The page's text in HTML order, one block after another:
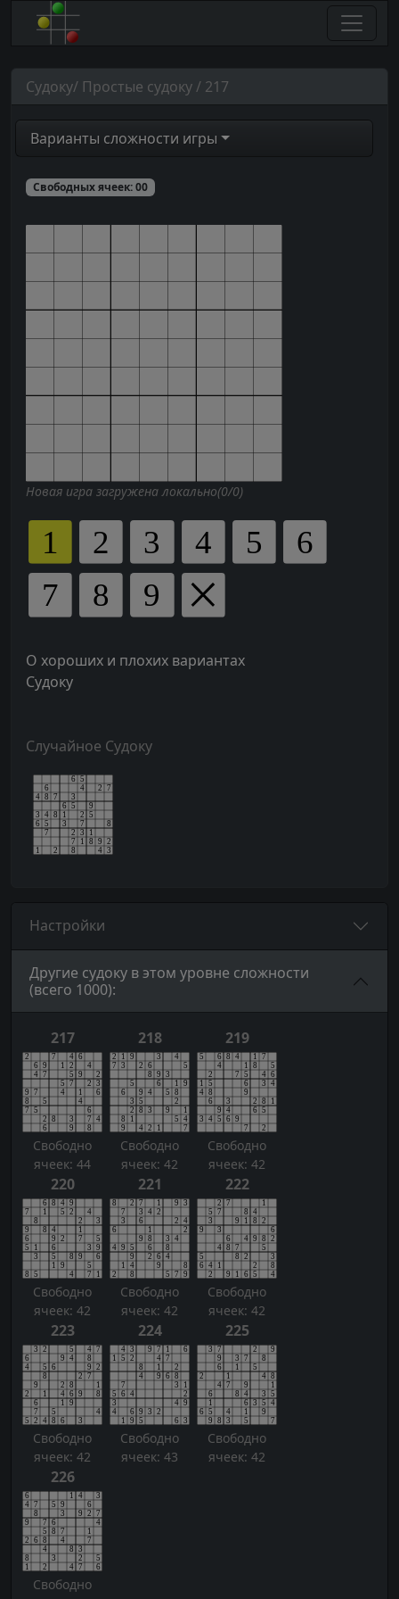
Судоку/ Простые судоку / 217
Варианты сложности игры
Свободных ячеек:00
Новая игра загружена локально(0/0)
О хороших и плохих вариантах
Судоку
Случайное Судоку
Настройки
Другие судоку в этом уровне сложности
(всего 1000):
217
Свободно
ячеек: 44
218
Свободно
ячеек: 42
219
Свободно
ячеек: 42
220
Свободно
ячеек: 42
221
Свободно
ячеек: 42
222
Свободно
ячеек: 42
223
Свободно
ячеек: 42
224
Свободно
ячеек: 43
225
Свободно
ячеек: 42
226
Свободно